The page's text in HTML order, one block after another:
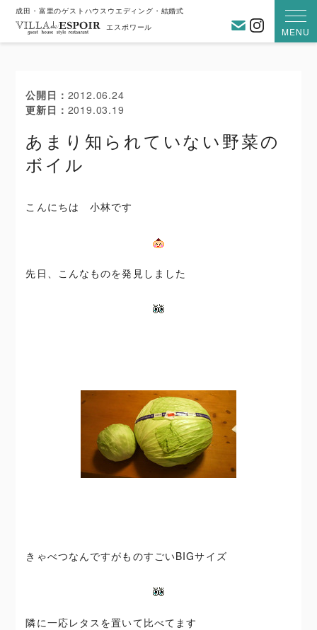
成田・富里のゲストハウスウエディング・結婚式
エスポワール
MENU
お問い合わ
公開日
2012.06.24
更新日
2019.03.19
あまり知られていない野菜の
ボイル
こんにちは 小林です
先日、こんなものを発見しました
きゃべつなんですがものすごいBIGサイズ
隣に一応レタスを置いて比べてます